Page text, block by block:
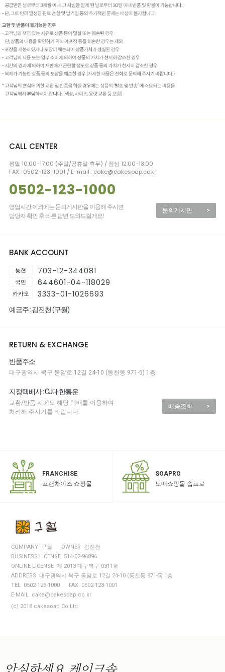
CALL CENTER
평일 10:00-17:00 (주말/공휴일 휴무) / 점심 12:00-13:00
FAX : 0502-123-1001 / E-mail : cake@cakesoap.co.kr
0502-123-1000
영업시간 이외에는 문의게시판을 이용해 주시면
담당자 확인 후 빠른 답변 도와드릴게요!
문의게시판 >
BANK ACCOUNT
농협 703-12-344081
국민 644601-04-118029
카카오 3333-01-1026693
예금주 : 김진천 (구월)
RETURN & EXCHANGE
반품주소
대구광역시 북구 동암로 12길 24-10 (동천동 971-5) 1층
지정택배사 : CJ대한통운
교환/반품 시에도 해당 택배를 이용하여
처리해 주시기를 바랍니다.
배송조회 >
FRANCHISE
프랜차이즈 쇼핑몰
SOAPRO
도매쇼핑몰 솝프로
COMPANY 구월
OWNER 김진천
BUSINESS LICENSE 514-02-96896
ONLINE-LICENSE 제 2013-대구북구-0311호
ADDRESS 대구광역시 북구 동암로 12길 24-10 (동천동 971-5) 1층
TEL 0502-123-1000
FAX 0502-123-1001
E-MAIL cake@cakesoap.co.kr
(c) 2018 cakesoap Co.Ltd